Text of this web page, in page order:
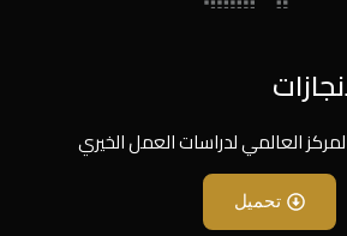
العالمي لدراسات العمل الخيري
تحميل